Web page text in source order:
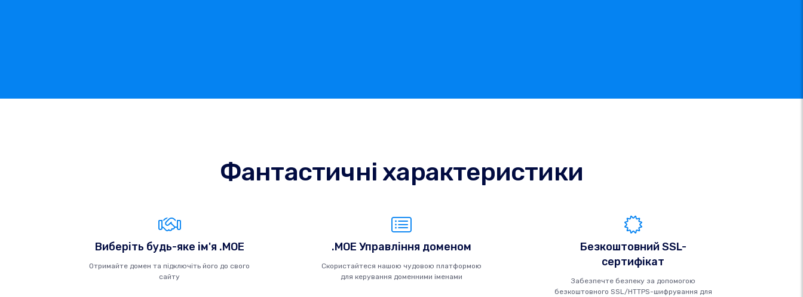
Фантастичні характеристики
Виберіть будь-яке ім'я .MOE
Отримайте домен та підключіть його до свого
сайту
.MOE Управління доменом
Скористайтеся нашою чудовою платформою
для керування доменними іменами
Безкоштовний SSL-
сертифікат
Забезпечте безпеку за допомогою
безкоштовного SSL/HTTPS-шифрування для